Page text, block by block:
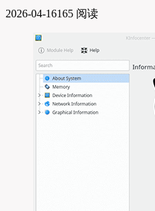
2026-04-16165 阅读